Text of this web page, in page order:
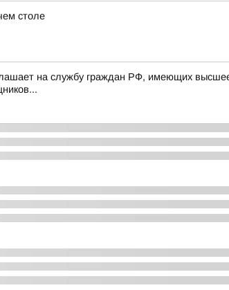
столе
на службу граждан РФ, имеющих